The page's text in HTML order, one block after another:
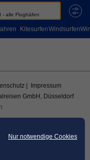
Nur notwendige Cookies
| Impressum
GmbH, Düsseldorf
- alle Flughäfen
KitesurfenWindsurfen